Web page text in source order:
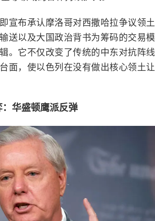
宣布承认摩洛哥对西撒哈拉争议领
送以及大国政治背书为筹码的交易
。它不仅改变了传统的中东对抗阵
面，使以色列在没有做出核心领土
华盛顿鹰派反弹